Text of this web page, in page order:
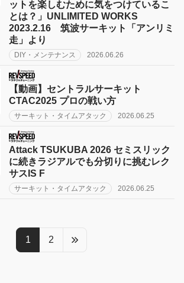
ットを楽しむために気をつけているこ
とは？」UNLIMITED WORKS
2023.2.16 筑波サーキット「アンリミ
走」より
DIY・メンテナンス 2026.06.26
【動画】セントラルサーキット
CTAC2025 プロの戦い方
サーキット・タイムアタック 2026.06.25
Attack TSUKUBA 2026 セミスリック
に続きラジアルでも分切りに挑むレク
サスIS F
サーキット・タイムアタック 2026.06.25
1 2